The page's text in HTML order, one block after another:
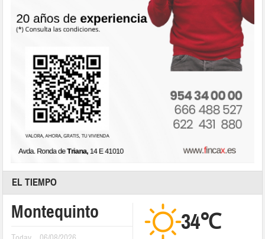
EL TIEMPO
Montequinto 34℃